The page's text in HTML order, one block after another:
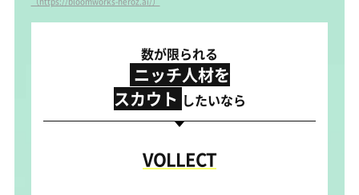
数が限られる
ニッチ人材を
スカウト したいなら
VOLLECT